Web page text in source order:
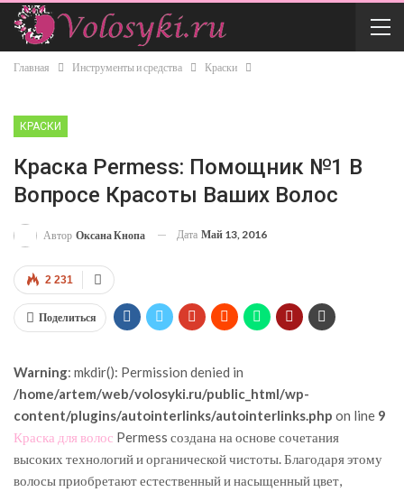
Главная Инструменты и средства Краски
КРАСКИ
Краска Permess: Помощник №1 В
Вопросе Красоты Ваших Волос
Автор Оксана Кнопа Дата Май 13, 2016
2 231
Поделиться
Warning: mkdir(): Permission denied in
/home/artem/web/volosyki.ru/public_html/wp-
content/plugins/autointerlinks/autointerlinks.php on line 9
Краска для волос Permess создана на основе сочетания
высоких технологий и органической чистоты. Благодаря этому
волосы приобретают естественный и насыщенный цвет,